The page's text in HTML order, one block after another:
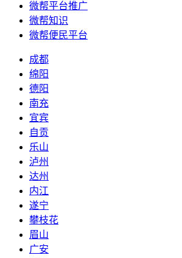
微帮平台推广
微帮知识
微帮便民平台
成都
绵阳
德阳
南充
宜宾
自贡
乐山
泸州
达州
内江
遂宁
攀枝花
眉山
广安